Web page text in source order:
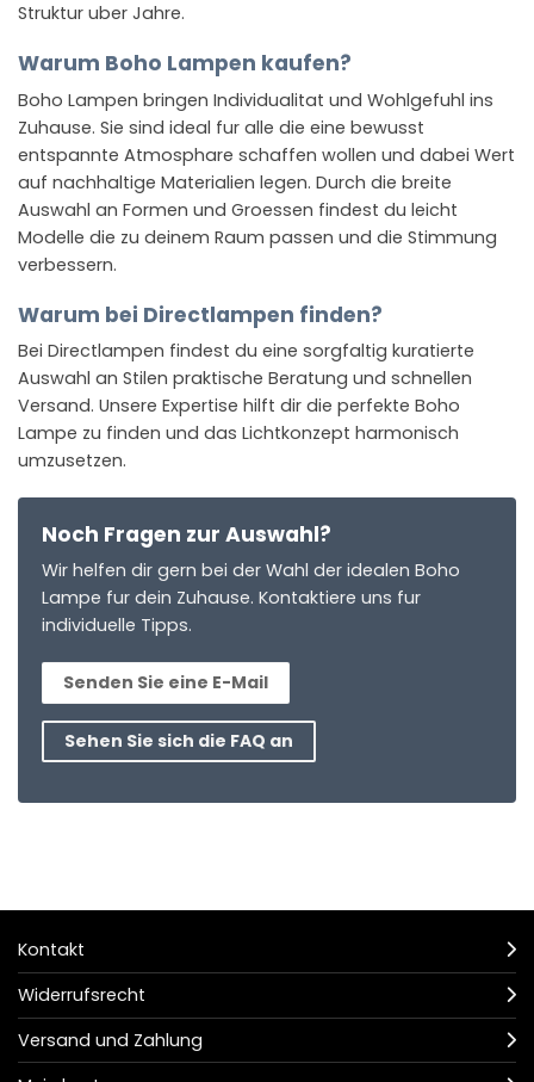
Struktur uber Jahre.
Warum Boho Lampen kaufen?
Boho Lampen bringen Individualitat und Wohlgefuhl ins
Zuhause. Sie sind ideal fur alle die eine bewusst
entspannte Atmosphare schaffen wollen und dabei Wert
auf nachhaltige Materialien legen. Durch die breite
Auswahl an Formen und Groessen findest du leicht
Modelle die zu deinem Raum passen und die Stimmung
verbessern.
Warum bei Directlampen finden?
Bei Directlampen findest du eine sorgfaltig kuratierte
Auswahl an Stilen praktische Beratung und schnellen
Versand. Unsere Expertise hilft dir die perfekte Boho
Lampe zu finden und das Lichtkonzept harmonisch
umzusetzen.
Noch Fragen zur Auswahl?
Wir helfen dir gern bei der Wahl der idealen Boho
Lampe fur dein Zuhause. Kontaktiere uns fur
individuelle Tipps.
Senden Sie eine E-Mail
Sehen Sie sich die FAQ an
Kontakt
Widerrufsrecht
Versand und Zahlung